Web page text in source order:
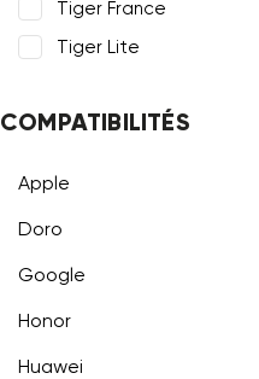
Tiger France
Tiger Lite
COMPATIBILITÉS
Apple
Doro
Google
Honor
Huawei